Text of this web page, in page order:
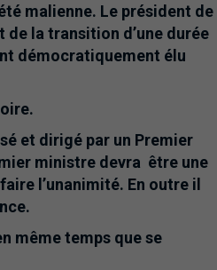
malienne. Le président de
la transition d’une durée
démocratiquement élu
et dirigé par un Premier
ministre devra être une
l’unanimité. En outre il
même temps que se